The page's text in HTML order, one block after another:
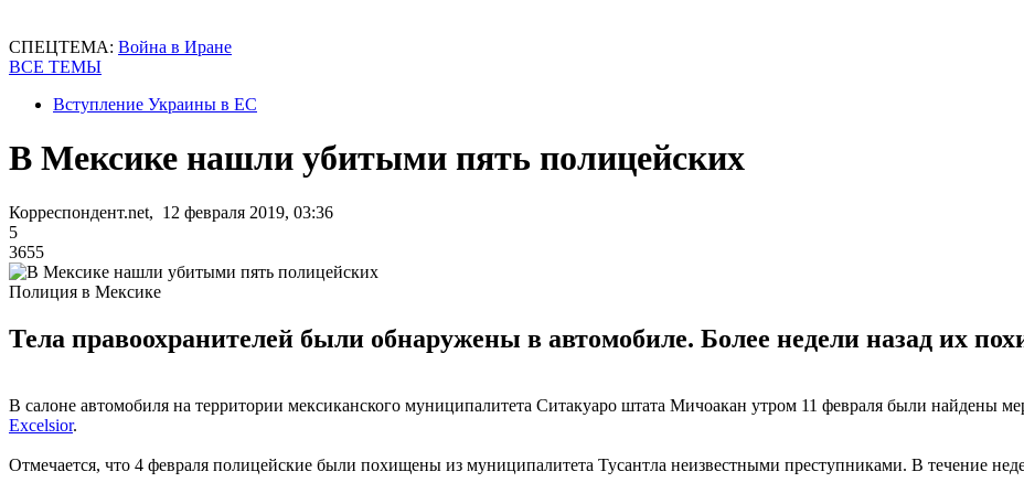
СПЕЦТЕМА: Война в Иране
ВСЕ ТЕМЫ
Вступление Украины в ЕС
В Мексике нашли убитыми пять полицейских
Корреспондент.net, 12 февраля 2019, 03:36
5
3655
Полиция в Мексике
Тела правоохранителей были обнаружены в автомобиле. Более недели назад их
В салоне автомобиля на территории мексиканского муниципалитета Ситакуаро штата Мичоакан утром 11 февраля были найдены
Excelsior.
Отмечается, что 4 февраля полицейские были похищены из муниципалитета Тусантла неизвестными преступниками. В течение